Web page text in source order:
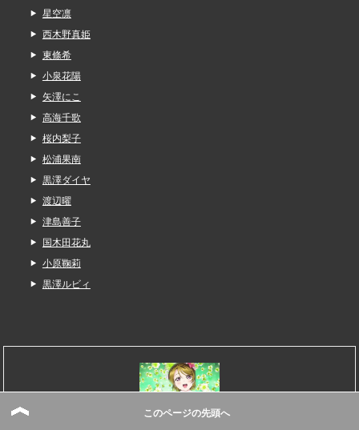
星空凛
西木野真姫
東條希
小泉花陽
矢澤にこ
高海千歌
桜内梨子
松浦果南
黒澤ダイヤ
渡辺曜
津島善子
国木田花丸
小原鞠莉
黒澤ルビィ
このページの先頭へ